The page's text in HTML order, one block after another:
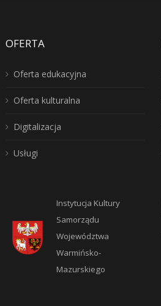
OFERTA
Oferta edukacyjna
Oferta kulturalna
Digitalizacja
Usługi
Instytucja Kultury
Samorządu
Województwa
Warmińsko-
Mazurskiego